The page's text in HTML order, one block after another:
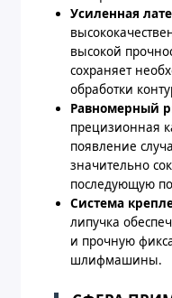
Усиленная
высокой
сохраняет
обработки
Равномерный
прецизионная
появление
значительно
последующую
Система
липучка
и прочную
шлифмашины.